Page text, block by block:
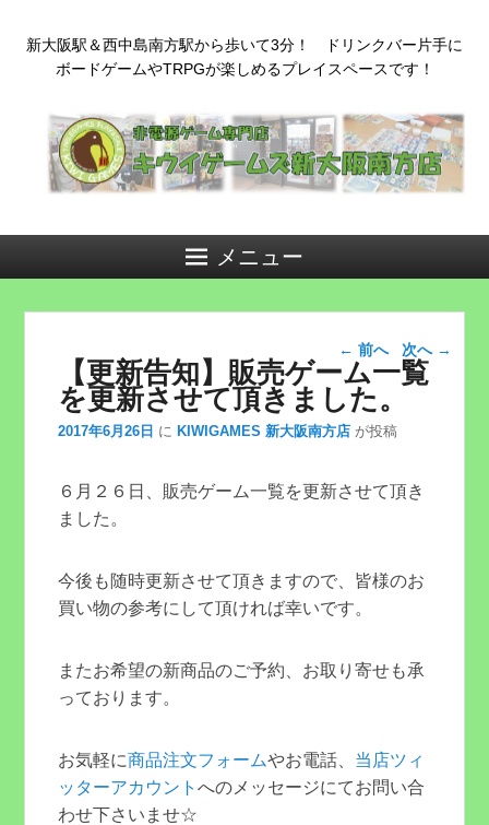
新大阪駅＆西中島南方駅から歩いて3分！ ドリンクバー片手に
ボードゲームやTRPGが楽しめるプレイスペースです！
メニュー
投稿ナビゲー
ション
← 前へ 次へ →
【更新告知】販売ゲーム一覧
を更新させて頂きました。
2017年6月26日 に KIWIGAMES 新大阪南方店 が投稿
６月２６日、販売ゲーム一覧を更新させて頂き
ました。
今後も随時更新させて頂きますので、皆様のお
買い物の参考にして頂ければ幸いです。
またお希望の新商品のご予約、お取り寄せも承
っております。
お気軽に商品注文フォームやお電話、 当店ツィ
ッターアカウントへのメッセージにてお問い合
わせ下さいませ☆